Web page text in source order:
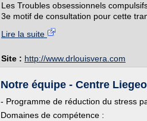
Les Troubles obsessionnels
3e motif de consultation pour cette
Lire la suite
Site : http://www.drlouisvera.com
Notre équipe - Centre
- Programme de réduction du stress
Domaines de compétence :